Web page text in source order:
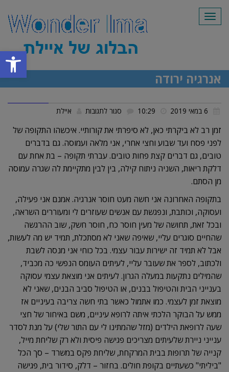
פתח
תפריט
אנרגיה ירודה
סגור לתגובות
אנרגיה
ירודה
איילת
זמן רב לא ביקרתי כאן, לא סיפרתי את קורותיי. איכשהו התקופה של
לפני פסח ועד שבוע וחצי אחרי, אני מלאה ועמוסה. גם בדברים
טובים, גם דברים קצת פחות טובים. עברתי תקופה – בת אחת עם
דלקת ריאות, השניה ניתוח קילה, בין לבין מתקיימת לה שגרה עמוסה
מן הסתם.
בתקופה האחרונה אני חשה מעט חוסר אנרגיה. אמנם אני פעילה,
ועסוקה, וכותבת, ונפגשת עם אנשים שעוזרים לי ומעוררים השראה,
ובכל זאת, תחושה של מעין חוסר כח, חוסר חשק, שוב ההרגשה
שהחיים סוגרים עליי, שאיפה שאני לא מסתכלת, תמיד יש מה לעשות,
אבל לא תמיד זה ישירות עבור עצמי. בכל כוחי אני מנסה לשבת
ולכתוב, לספר את שעובר עליי, לעיתים העומס הנפשי כה מכביד,
שהמילים נתקעות במעלה הגרון. לעיתים אני מוצאת עצמי עסוקה
בענייני הבית והטיפול בבנים, או הטיפול סביב הבנים, שאני לא
מוצאת זמן לעצמי. כמו אתמול כאשר בתי חשה צריבה בעיניים אז
ממש על הבוקר הלכתי איתה לרופא עיניים, משם באיחור של חצי
שעה לרופאת הילדים (מזל שהמתינו לי עם התור שלי) על מנת לסדר
ענייני ניירת שלעיתים מצריכים פגישה פיסית ולא רק שליחת מייל,
קנייה של תרופות בבית המרקחת, שליחת פקס במשרד – סך הכל
"ביליתי" כשעתיים בקופת חולים. בחזור – דלק, סידור בית, פגישה